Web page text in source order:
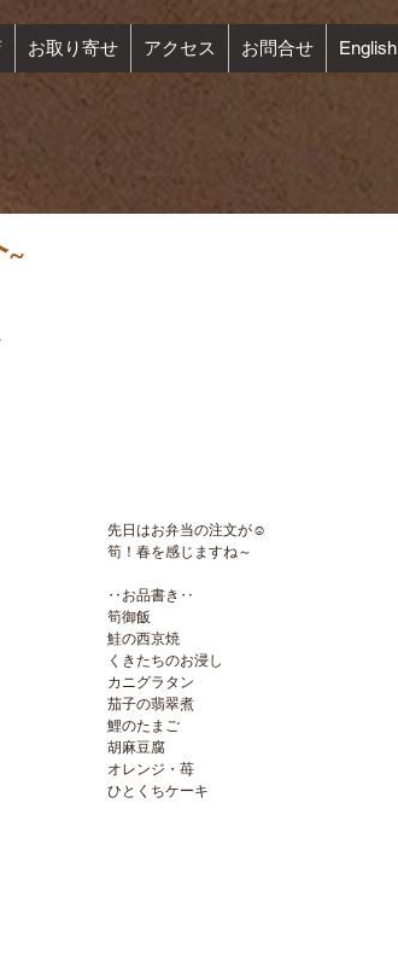
お取り寄せ アクセス お問合せ English
先日はお弁当の注文が☺
筍！春を感じますね～
‥お品書き‥
筍御飯
鮭の西京焼
くきたちのお浸し
カニグラタン
茄子の翡翠煮
鯉のたまご
胡麻豆腐
オレンジ・苺
ひとくちケーキ